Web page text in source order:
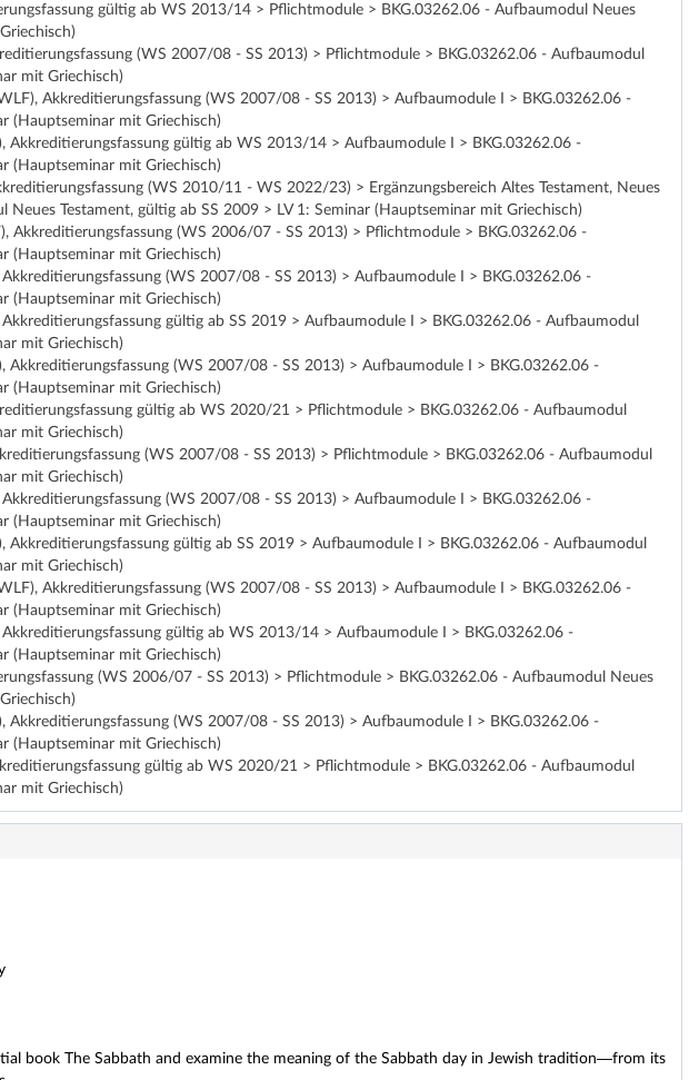
gültig ab WS 2013/14 > Pflichtmodule > BKG.03262.06 - Aufbaumodul Neues
(WS 2007/08 - SS 2013) > Pflichtmodule > BKG.03262.06 - Aufbaumodul
mit Griechisch)
Akkreditierungsfassung (WS 2007/08 - SS 2013) > Aufbaumodule I > BKG.03262.06 -
(Hauptseminar mit Griechisch)
Akkreditierungsfassung gültig ab WS 2013/14 > Aufbaumodule I > BKG.03262.06 -
(Hauptseminar mit Griechisch)
(WS 2010/11 - WS 2022/23) > Ergänzungsbereich Altes Testament, Neues
Testament, gültig ab SS 2009 > LV 1: Seminar (Hauptseminar mit Griechisch)
Akkreditierungsfassung (WS 2006/07 - SS 2013) > Pflichtmodule > BKG.03262.06 -
(Hauptseminar mit Griechisch)
Akkreditierungsfassung (WS 2007/08 - SS 2013) > Aufbaumodule I > BKG.03262.06 -
(Hauptseminar mit Griechisch)
Akkreditierungsfassung gültig ab SS 2019 > Aufbaumodule I > BKG.03262.06 - Aufbaumodul
mit Griechisch)
Akkreditierungsfassung (WS 2007/08 - SS 2013) > Aufbaumodule I > BKG.03262.06 -
(Hauptseminar mit Griechisch)
gültig ab WS 2020/21 > Pflichtmodule > BKG.03262.06 - Aufbaumodul
mit Griechisch)
(WS 2007/08 - SS 2013) > Pflichtmodule > BKG.03262.06 - Aufbaumodul
mit Griechisch)
Akkreditierungsfassung (WS 2007/08 - SS 2013) > Aufbaumodule I > BKG.03262.06 -
(Hauptseminar mit Griechisch)
Akkreditierungsfassung gültig ab SS 2019 > Aufbaumodule I > BKG.03262.06 - Aufbaumodul
mit Griechisch)
Akkreditierungsfassung (WS 2007/08 - SS 2013) > Aufbaumodule I > BKG.03262.06 -
(Hauptseminar mit Griechisch)
Akkreditierungsfassung gültig ab WS 2013/14 > Aufbaumodule I > BKG.03262.06 -
(Hauptseminar mit Griechisch)
(WS 2006/07 - SS 2013) > Pflichtmodule > BKG.03262.06 - Aufbaumodul Neues
Akkreditierungsfassung (WS 2007/08 - SS 2013) > Aufbaumodule I > BKG.03262.06 -
(Hauptseminar mit Griechisch)
gültig ab WS 2020/21 > Pflichtmodule > BKG.03262.06 - Aufbaumodul
mit Griechisch)
book The Sabbath and examine the meaning of the Sabbath day in Jewish tradition—from its